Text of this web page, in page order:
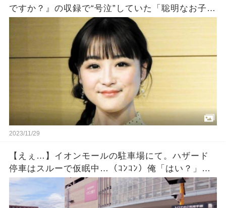
ですか？』の収録で“号泣”していた「聡明なお子さ
んを授かります」涙のウラにあった切実すぎる事
2023/11/29
【えぇ…】イオンモールの駐車場にて。ハザード
停車はスルーで仮眠中…（ｺﾝｺﾝ）俺「はい？」相
手『出ないんですか？』「休んでるだけだけ
ど・・・」 →